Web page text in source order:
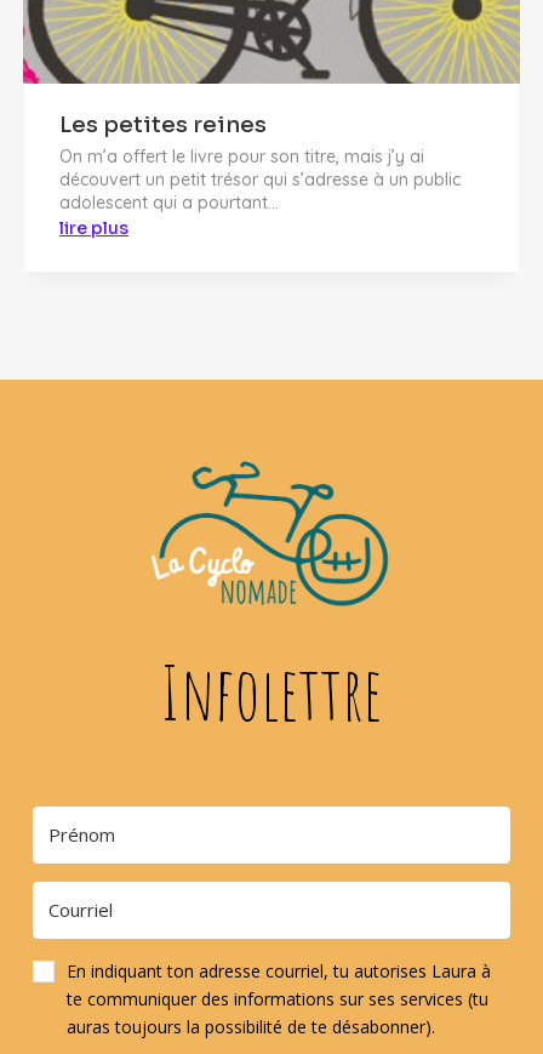
Les petites reines
On m’a offert le livre pour son titre, mais j’y ai
découvert un petit trésor qui s’adresse à un public
adolescent qui a pourtant...
lire plus
Infolettre
En indiquant ton adresse courriel, tu autorises Laura à
te communiquer des informations sur ses services (tu
auras toujours la possibilité de te désabonner).